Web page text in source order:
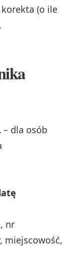
korekta (o ile
– dla osób
nr
miejscowość,